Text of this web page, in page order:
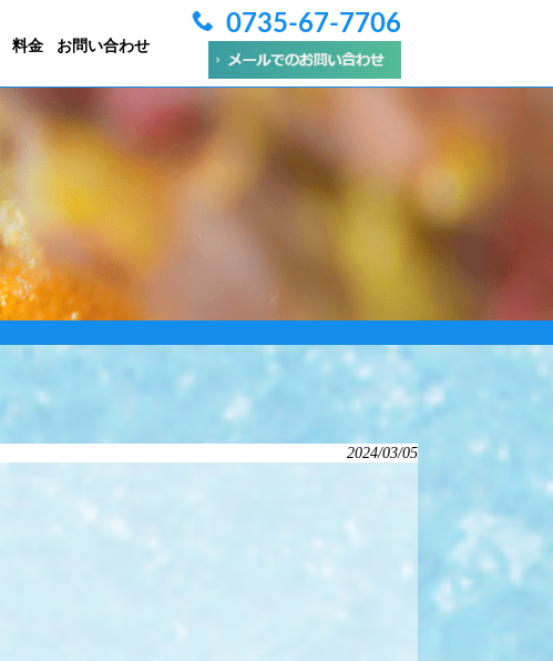
料金 お問い合わせ
0735-67-7706
2024/03/05